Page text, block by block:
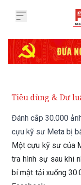
Đánh cắp 30.000
Một cựu kỹ sư của
tra hình sự sau khi
bí mật tải xuống
Facebook.